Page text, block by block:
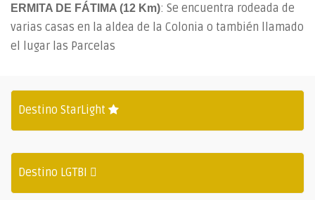
ERMITA DE FÁTIMA (12 Km): Se encuentra rodeada de
varias casas en la aldea de la Colonia o también llamado
el lugar las Parcelas
Destino StarLight
Destino LGTBI